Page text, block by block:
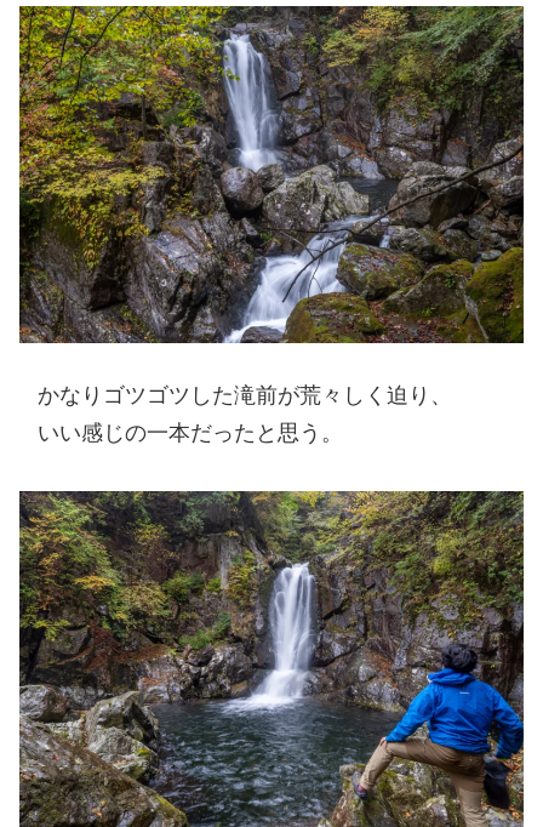
かなりゴツゴツした滝前が荒々しく迫り、
いい感じの一本だったと思う。